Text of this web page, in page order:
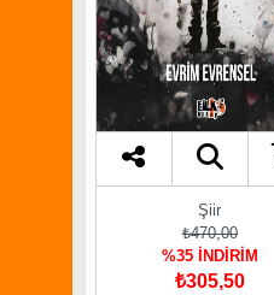
Şiir
₺470,00
%35 İNDİRİM
₺305,50